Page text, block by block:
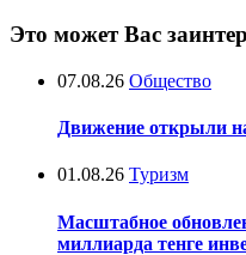
Это может Вас
07.08.26 Общество
Движение открыли
01.08.26 Туризм
Масштабное
миллиарда тенге